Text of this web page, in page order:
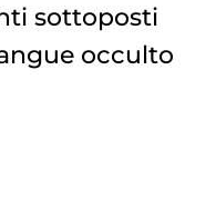
sottoposti
occulto